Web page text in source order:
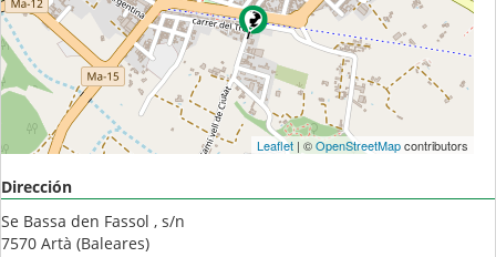
Leaflet| ©OpenStreetMapcontributors
Dirección
Se Bassa den Fassol , s/n
7570 Artà (Baleares)